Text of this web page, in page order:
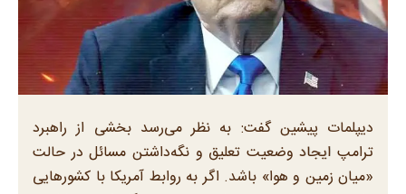
دیپلمات پیشین گفت: به نظر می‌رسد بخشی از راهبرد
ترامپ ایجاد وضعیت تعلیق و نگه‌داشتن مسائل در حالت
«میان زمین و هوا» باشد. اگر به روابط آمریکا با کشورهایی